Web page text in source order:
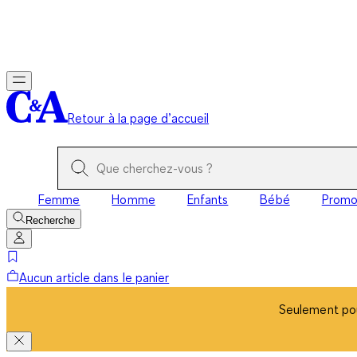
Retour à la page d’accueil
Femme Homme Enfants Bébé Promo
Recherche
Aucun article dans le panier
Seulement